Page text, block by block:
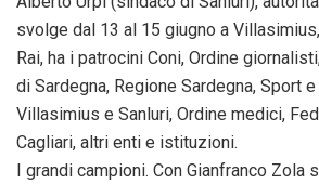
svolge dal 13 al 15 giugno a
Rai, ha i patrocini Coni, Ordine
di Sardegna, Regione Sardegna, Sport
Villasimius e Sanluri, Ordine medici,
Cagliari, altri enti e istituzioni.
I grandi campioni. Con Gianfranco Zola